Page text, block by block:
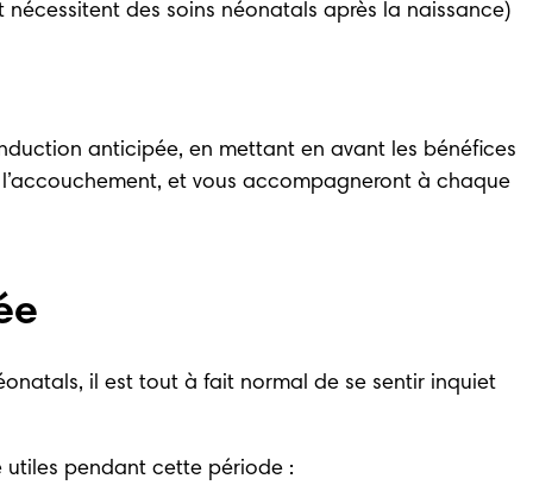
des soins néonatals après la naissance)
anticipée, en mettant en avant les bénéfices
et vous accompagneront à chaque
il est tout à fait normal de se sentir inquiet
utiles pendant cette période :